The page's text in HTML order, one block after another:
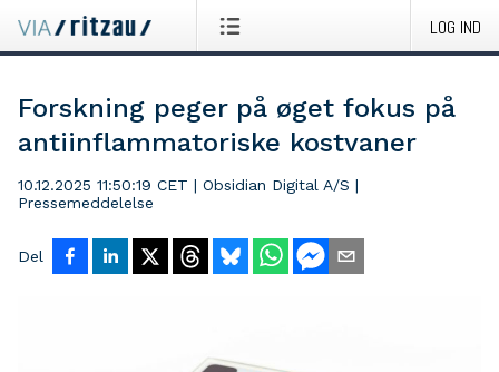
LOG IND
Forskning peger på øget fokus på
antiinflammatoriske kostvaner
10.12.2025 11:50:19 CET | Obsidian Digital A/S |
Pressemeddelelse
Del